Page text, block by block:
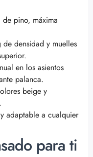
pino, máxima
de densidad y muelles
en los asientos
palanca.
beige y
adaptable a cualquier
para ti